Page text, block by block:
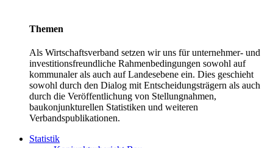
Themen
Als Wirtschaftsverband setzen wir uns für unternehmer- und
investitionsfreundliche Rahmenbedingungen sowohl auf
kommunaler als auch auf Landesebene ein. Dies geschieht
sowohl durch den Dialog mit Entscheidungsträgern als auch
durch die Veröffentlichung von Stellungnahmen,
baukonjunkturellen Statistiken und weiteren
Verbandspublikationen.
Statistik